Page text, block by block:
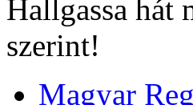
Hallgassa hát
szerint!
Magyar